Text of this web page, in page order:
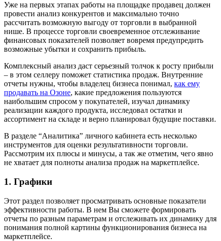
Уже на первых этапах работы на площадке продавец должен
провести анализ конкурентов и максимально точно
рассчитать возможную выгоду от торговли в выбранной
нише. В процессе торговли своевременное отслеживание
финансовых показателей позволяет вовремя предупредить
возможные убытки и сохранить прибыль.
Комплексный анализ даст серьезный толчок к росту прибыли
– в этом селлеру поможет статистика продаж. Внутренние
отчеты нужны, чтобы владелец бизнеса понимал, как ему
продавать на Озоне, какие предложения пользуются
наибольшим спросом у покупателей, изучал динамику
реализации каждого продукта, исследовал остатки и
ассортимент на складе и верно планировал будущие поставки.
В разделе “Аналитика” личного кабинета есть несколько
инструментов для оценки результативности торговли.
Рассмотрим их плюсы и минусы, а так же отметим, чего явно
не хватает для полноты анализа продаж на маркетплейсе.
1. Графики
Этот раздел позволяет просматривать основные показатели
эффективности работы. В нем Вы сможете формировать
отчеты по разным параметрам и отслеживать их динамику для
понимания полной картины функционирования бизнеса на
маркетплейсе.